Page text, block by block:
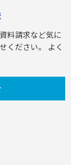
料請求など気に
ください。 よく